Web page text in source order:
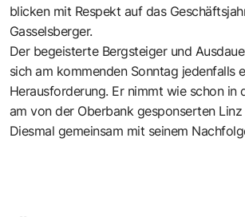
blicken mit Respekt auf das
Gasselsberger.
Der begeisterte Bergsteiger und
sich am kommenden Sonntag jedenfalls
Herausforderung. Er nimmt wie schon in
am von der Oberbank gesponserten
Diesmal gemeinsam mit seinem